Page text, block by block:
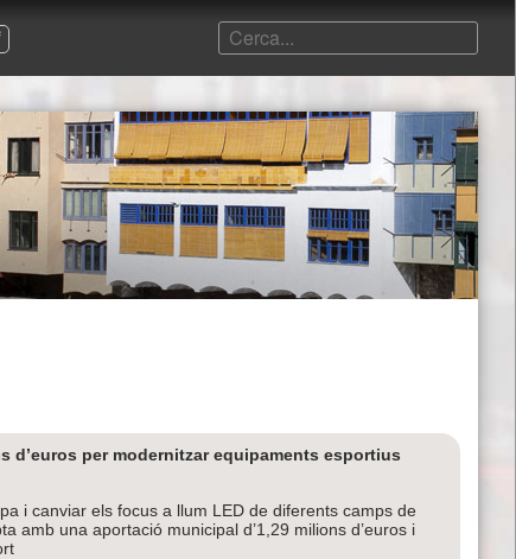
d’euros per modernitzar equipaments esportius
i canviar els focus a llum LED de diferents camps de
amb una aportació municipal d’1,29 milions d’euros i